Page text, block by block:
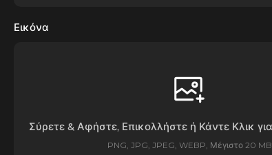
Εικόνα
Σύρετε & Αφήστε, Επικολλήστε ή Κάντε Κλικ
PNG, JPG, JPEG, WEBP, Μέγιστο 20 MB